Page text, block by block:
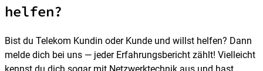
helfen?
Bist du Telekom Kundin oder Kunde und willst helfen? Dann
melde dich bei uns — jeder Erfahrungsbericht zählt! Vielleicht